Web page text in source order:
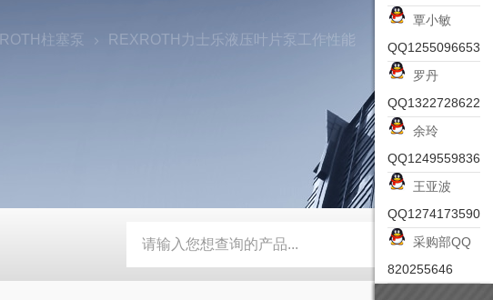
柱塞泵 REXROTH力士乐液压叶片泵工作性能
中文资料ZK2-ZSEA-A *皮尔兹PILZ安全激光扫描仪 RZMO-TER-
覃小敏
QQ1255096653
罗丹
QQ1322728622
余玲
QQ1249559836
王亚波
QQ1274173590
采购部QQ
820255646